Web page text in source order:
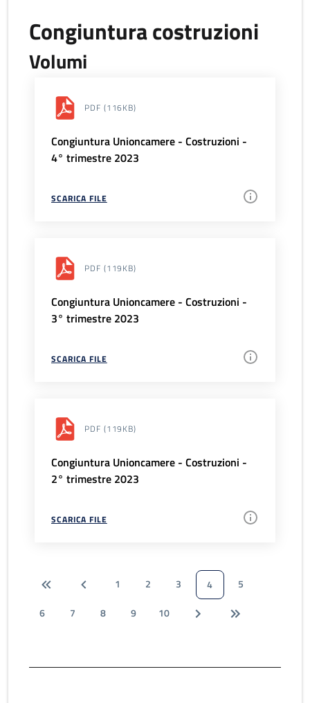
Congiuntura costruzioni
Volumi
PDF (116KB)
Congiuntura Unioncamere - Costruzioni -
4° trimestre 2023
SCARICA FILE
PDF (119KB)
Congiuntura Unioncamere - Costruzioni -
3° trimestre 2023
SCARICA FILE
PDF (119KB)
Congiuntura Unioncamere - Costruzioni -
2° trimestre 2023
SCARICA FILE
1 2 3 4
5
6
7 8 9 10